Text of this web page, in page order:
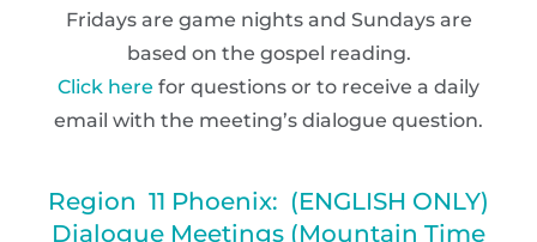
Fridays are game nights and Sundays are
based on the gospel reading.
Click here for questions or to receive a daily
email with the meeting’s dialogue question.
Region 11 Phoenix: (ENGLISH ONLY)
Dialogue Meetings (Mountain Time